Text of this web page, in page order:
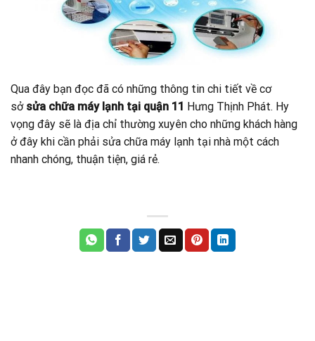
Qua đây bạn đọc đã có những thông tin chi tiết về cơ
sở sửa chữa máy lạnh tại quận 11
Hưng Thịnh Phát. Hy
vọng đây sẽ là địa chỉ thường xuyên cho những khách hàng
ở đây khi cần phải sửa chữa máy lạnh tại nhà một cách
nhanh chóng, thuận tiện, giá rẻ.